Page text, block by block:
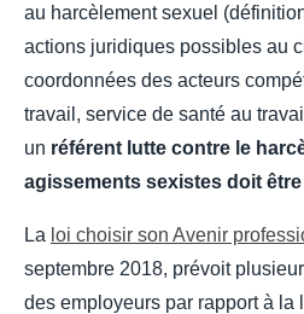
au harcèlement sexuel
actions juridiques possibles au
coordonnées des acteurs
travail, service de santé au
un référent lutte contre le
agissements sexistes doit
La loi choisir son Avenir
septembre 2018, prévoit
des employeurs par rapport à la